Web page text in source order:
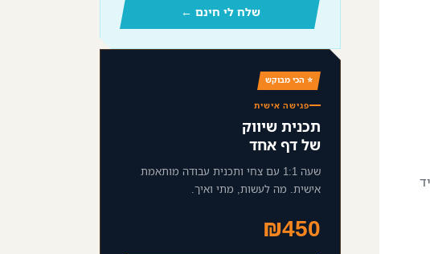
שלח לי חינם ←
⭐ הכי מבוקש
פגישה אישית
תכנית שיווק
של דף אחד
שעה 1:1 עם צחי ותכנית עבודה מותאמת
אישית. מה לעשות, מתי ואיך.
₪450